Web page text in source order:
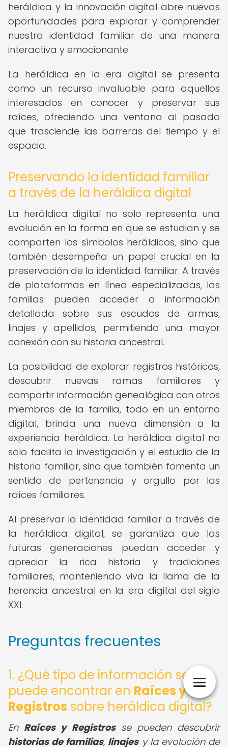
heráldica y la innovación digital abre nuevas
oportunidades para explorar y comprender
nuestra identidad familiar de una manera
interactiva y emocionante.
La heráldica en la era digital se presenta
como un recurso invaluable para aquellos
interesados en conocer y preservar sus
raíces, ofreciendo una ventana al pasado
que trasciende las barreras del tiempo y el
espacio.
Preservando la identidad familiar
a través de la heráldica digital
La heráldica digital no solo representa una
evolución en la forma en que se estudian y se
comparten los símbolos heráldicos, sino que
también desempeña un papel crucial en la
preservación de la identidad familiar. A través
de plataformas en línea especializadas, las
familias pueden acceder a información
detallada sobre sus escudos de armas,
linajes y apellidos, permitiendo una mayor
conexión con su historia ancestral.
La posibilidad de explorar registros históricos,
descubrir nuevas ramas familiares y
compartir información genealógica con otros
miembros de la familia, todo en un entorno
digital, brinda una nueva dimensión a la
experiencia heráldica. La heráldica digital no
solo facilita la investigación y el estudio de la
historia familiar, sino que también fomenta un
sentido de pertenencia y orgullo por las
raíces familiares.
Al preservar la identidad familiar a través de
la heráldica digital, se garantiza que las
futuras generaciones puedan acceder y
apreciar la rica historia y tradiciones
familiares, manteniendo viva la llama de la
herencia ancestral en la era digital del siglo
XXI.
Preguntas frecuentes
1. ¿Qué tipo de información se
puede encontrar en Raíces y
Registros sobre heráldica digital?
En Raíces y Registrosse pueden descubrir
historias de familias, linajesy la evolución de